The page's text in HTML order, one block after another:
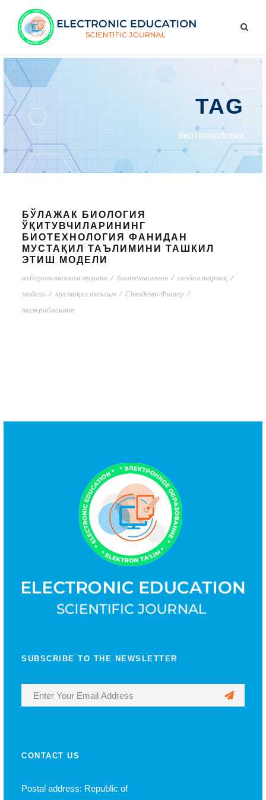
TAG
биотехнология
БЎЛАЖАК БИОЛОГИЯ
ЎҚИТУВЧИЛАРИНИНГ
БИОТЕХНОЛОГИЯ ФАНИДАН
МУСТАҚИЛ ТАЪЛИМИНИ ТАШКИЛ
ЭТИШ МОДЕЛИ
ахборот-таълим муҳити / биотехнология / глобал тармоқ /
модель / мустақил таълим / Стюдент-Фишер /
тажрибасинов
SUBSCRIBE TO THE NEWSLETTER
CONTACT US
Postal address: Republic of